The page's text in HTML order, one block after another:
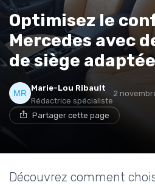
Optimisez le
Mercedes avec
de siège
Marie-Lou Ribault
Rédactrice spécialiste
2
Partager cette page
Découvrez comment